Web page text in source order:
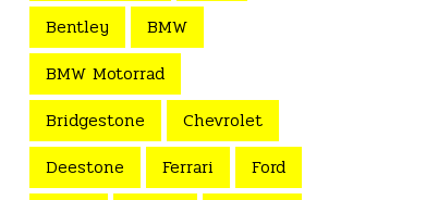
Bentley
BMW
BMW Motorrad
Bridgestone
Chevrolet
Deestone
Ferrari
Ford